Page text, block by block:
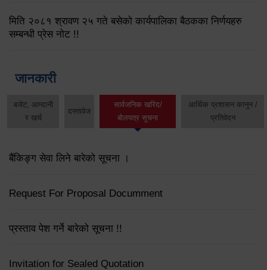
मिति २०८१ श्रावण २५ गते बसेको कार्यपालिका बैठकका निर्णयहरु
सम्बन्धी प्रेस नोट !!
जानकारी
बजेट, आम्दानी
र खर्च
दस्तावेज
सार्वजनिक खरिद/
बोलपत्र सूचना
आर्थिक प्रशासन कानुन /
प्रतिवेदन
बैंकिङ्ग सेवा लिने बारेको सूचना ।
Request For Proposal Documment
प्रस्ताव पेश गर्ने बारेको सूचना !!
Invitation for Sealed Quotation